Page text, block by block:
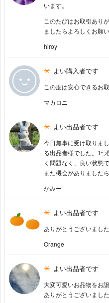
います。
このたびはお取引あり
ましたらよろしくお願
hiroy
よい購入者です
この度は安心できるお
マカロニ
よい出品者です
今日無事に受け取りま
る出品者様でした。1
く問題なく、良い状態
また機会がありました
かみー
よい出品者です
ありがとうございまし
Orange
よい出品者です
大変可愛いお品物をお
ありがとうございまし